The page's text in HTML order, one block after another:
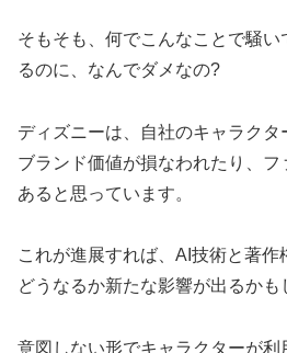
そもそも、何でこんなことで騒い
るのに、なんでダメなの?
ディズニーは、自社のキャラクタ
ブランド価値が損なわれたり、
あると思っています。
これが進展すれば、AI技術と著作
どうなるか新たな影響が出るかも
意図しない形でキャラクターが利